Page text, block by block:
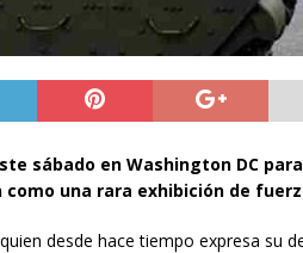
sábado en Washington DC
una rara exhibición de
desde hace tiempo expresa su